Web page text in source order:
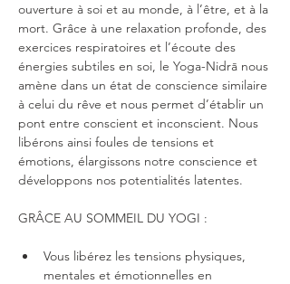
ouverture à soi et au monde, à l’être, et à la
mort. Grâce à une relaxation profonde, des
exercices respiratoires et l’écoute des
énergies subtiles en soi, le Yoga-Nidrā nous
amène dans un état de conscience similaire
à celui du rêve et nous permet d’établir un
pont entre conscient et inconscient. Nous
libérons ainsi foules de tensions et
émotions, élargissons notre conscience et
développons nos potentialités latentes.
GRÂCE AU SOMMEIL DU YOGI :
Vous libérez les tensions physiques,
mentales et émotionnelles en